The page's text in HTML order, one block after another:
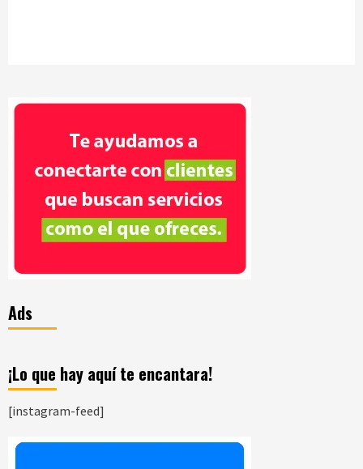
Ads
¡Lo que hay aquí te encantara!
[instagram-feed]